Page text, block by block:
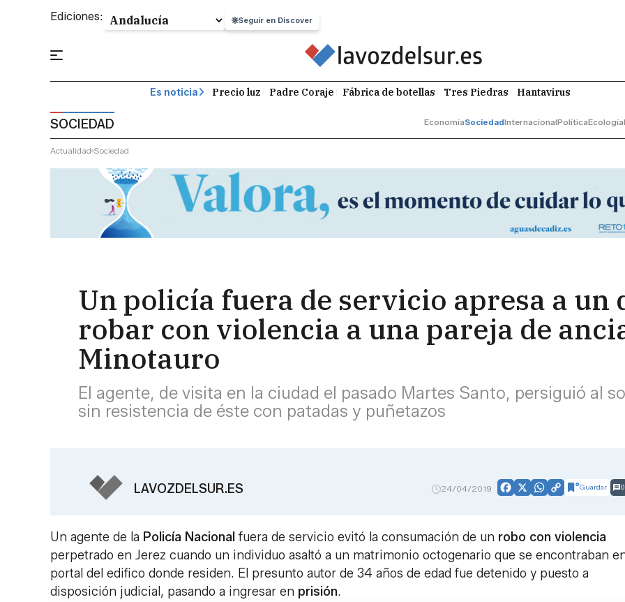
Ediciones: Seguir en Discover
Es noticia Precio luz Padre Coraje Fábrica de botellas Tres Piedras Hantavirus
SOCIEDAD EconomíaSociedadInternacionalPolíticaEcología
Actualidad Sociedad
Un policía fuera de servicio apresa a un
robar con violencia a una pareja de
Minotauro
El agente, de visita en la ciudad el pasado Martes Santo, persiguió al
sin resistencia de éste con patadas y puñetazos
LAVOZDELSUR.ES 24/04/2019 Facebook
X WhatsApp
CopyGuardar 0
Un agente de la Policía Nacionalfuera de servicio evitó la consumación de un robo con violencia
perpetrado en Jerez cuando un individuo asaltó a un matrimonio octogenario que se encontraban
portal del edifico donde residen. El presunto autor de 34 años de edad fue detenido y puesto a
disposición judicial, pasando a ingresar en prisión.